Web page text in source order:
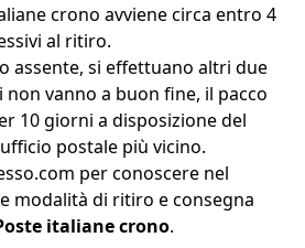
crono avviene circa entro 4
al ritiro.
assente, si effettuano altri due
vanno a buon fine, il pacco
10 giorni a disposizione del
postale più vicino.
per conoscere nel
modalità di ritiro e consegna
italiane crono.